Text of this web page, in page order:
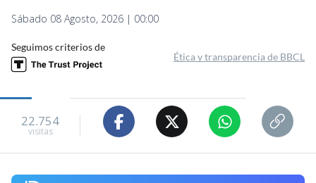
Sábado 08 Agosto, 2026 | 00:00
Seguimos criterios de
Ética y transparencia de BBCL
22.754
visitas